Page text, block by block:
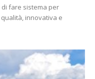
fare sistema per
innovativa e